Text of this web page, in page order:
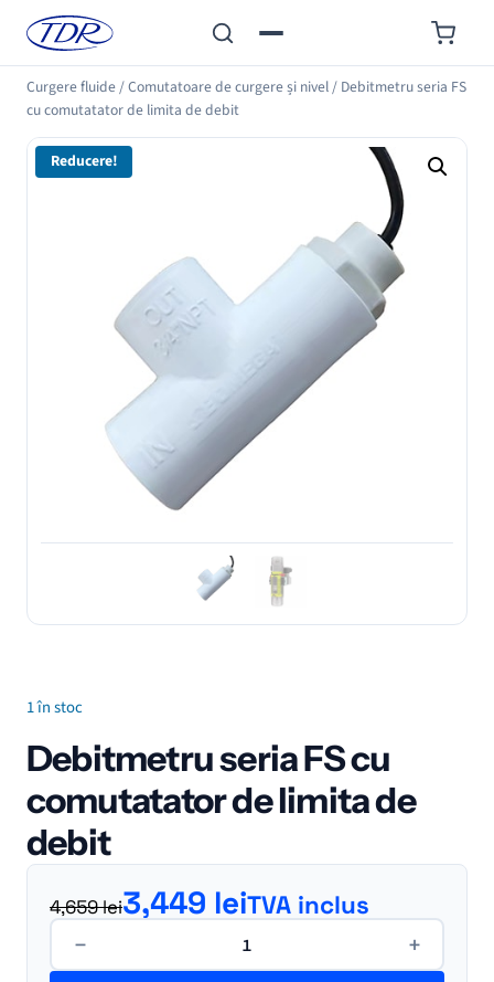
Curgere fluide/Comutatoare de curgere și nivel/ Debitmetru seria FS
cu comutatator de limita de debit
Reducere!
Debitmetru seria FS cu
comutatator de limita de
debit
1 în stoc
4,659lei
Prețul inițial a fost: 4,659 lei.
3,449 lei
Prețul curent este: 3,449 lei.
TVA inclus
−
Cantitate
Debitmetru
+